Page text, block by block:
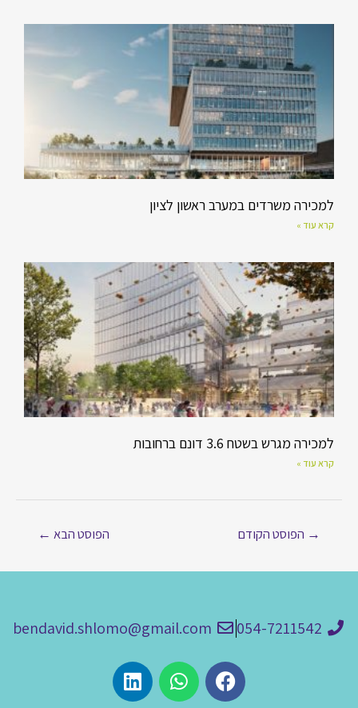
למכירה משרדים במערב ראשון לציון
קרא עוד »
למכירה מגרש בשטח 3.6 דונם ברחובות
קרא עוד »
→ הפוסט הקודם הפוסט הבא ←
054-7211542
bendavid.shlomo@gmail.com